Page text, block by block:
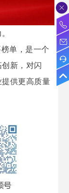
单，是一个
新，对闪
供更高质量